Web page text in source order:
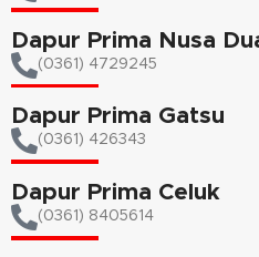
Dapur Prima Nusa
(0361) 4729245
Dapur Prima Gatsu
(0361) 426343
Dapur Prima Celuk
(0361) 8405614